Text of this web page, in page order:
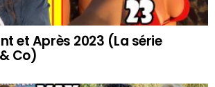
et Après 2023 (La série
Co)